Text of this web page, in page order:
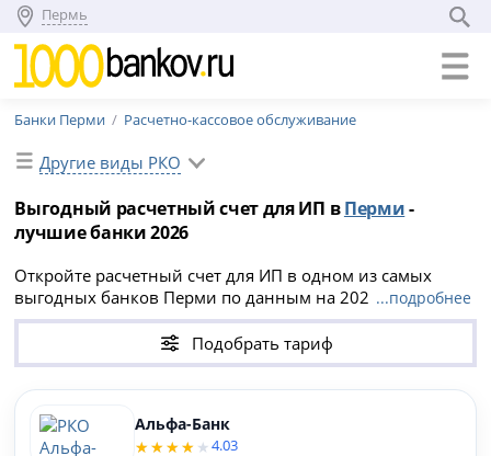
Пермь
Банки Перми Расчетно-кассовое обслуживание
Другие виды РКО
Выгодный расчетный счет для ИП вПерми-
лучшие банки 2026
Откройте расчетный счет для ИП в одном из самых
выгодных банков Перми по данным на 2026 год,
учитывая условия и требования именно вашего
бизнеса. В таблице вы найдете бесплатные тарифы РКО
для ИП. Выберите подходящий изсписка лучших
банков для малого бизнесаи оформите онлайн
заявку.
...подробнее
Подобрать тариф
Альфа-Банк
4.03